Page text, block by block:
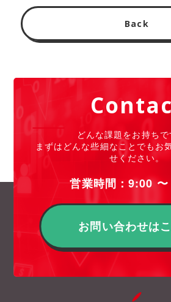
Back
どんな課題をお持ちで
まずはどんな些細なことでもお
せください。
営業時間：9:00
お問い合わせは